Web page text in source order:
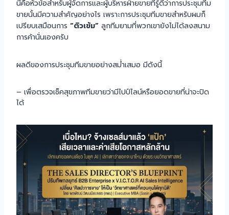
นี่คือหัวข้อสำหรับผู้จัดการและผู้บริหารฝ่ายขายที่รู้ดีว่าการประชุมทีม
ขายนั้นมีความสำคัญอย่างไร เพราะการประชุมทีมขายสำหรับผมก็
เปรียบเสมือนการ “ติวเข้ม” ลูกทีมยามที่พวกเขายังไม่ได้ลงสนาม
การค้านั่นเองครับ
ผลดีของการประชุมทีมขายอย่างสม่ำเสมอ มีดังนี้
– เพื่อตรวจเช็คสุขภาพทีมขายว่ามีไปป์ไลน์หรือยอดขายที่น่าจะปิด
ได้